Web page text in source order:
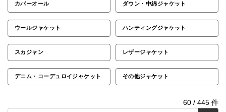
カバーオール ダウン・中綿ジャケット
ウールジャケット ハンティングジャケット
スカジャン レザージャケット
デニム・コーデュロイジャケット その他ジャケット
60 / 445 件